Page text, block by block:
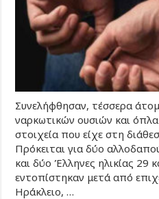
Συνελήφθησαν, τέσσερα
ναρκωτικών ουσιών και
στοιχεία που είχε στη
Πρόκειται για δύο
και δύο Έλληνες ηλικίας 29
εντοπίστηκαν μετά από
Ηράκλειο, …